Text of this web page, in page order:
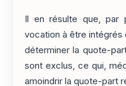
Il en résulte que, par
vocation à être intégrés
déterminer la quote-
sont exclus, ce qui,
amoindrir la quote-part